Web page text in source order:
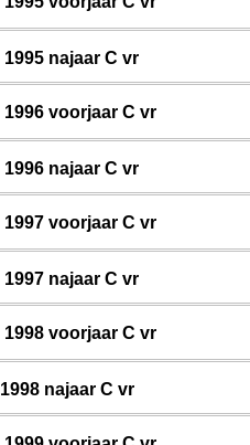
1995 najaar C vr
1996 voorjaar C vr
1996 najaar C vr
1997 voorjaar C vr
1997 najaar C vr
1998 voorjaar C vr
1998 najaar C vr